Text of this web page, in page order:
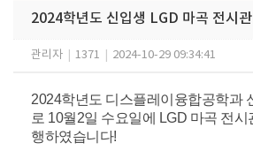
2024학년도 신입생 LGD 마곡 전시
관리자 1371 2024-10-29 09:34:41
2024학년도 디스플레이융합공학과
로 10월2일 수요일에 LGD 마곡 전시
행하였습니다!